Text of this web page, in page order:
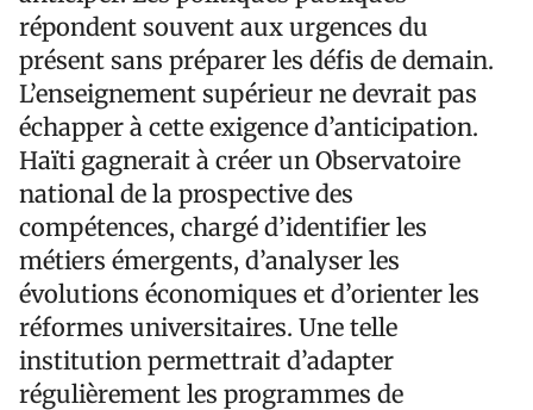
répondent souvent aux urgences du
présent sans préparer les défis de demain.
L’enseignement supérieur ne devrait pas
échapper à cette exigence d’anticipation.
Haïti gagnerait à créer un Observatoire
national de la prospective des
compétences, chargé d’identifier les
métiers émergents, d’analyser les
évolutions économiques et d’orienter les
réformes universitaires. Une telle
institution permettrait d’adapter
régulièrement les programmes de